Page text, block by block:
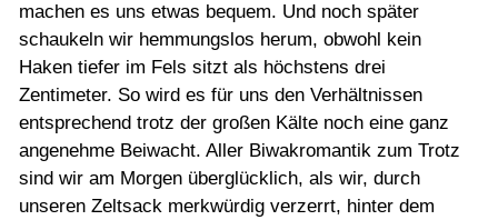
machen es uns etwas bequem. Und noch später
schaukeln wir hemmungslos herum, obwohl kein
Haken tiefer im Fels sitzt als höchstens drei
Zentimeter. So wird es für uns den Verhältnissen
entsprechend trotz der großen Kälte noch eine ganz
angenehme Beiwacht. Aller Biwakromantik zum Trotz
sind wir am Morgen überglücklich, als wir, durch
unseren Zeltsack merkwürdig verzerrt, hinter dem